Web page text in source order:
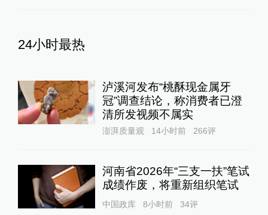
24小时最热
泸溪河发布“桃酥现金属牙
冠”调查结论，称消费者已澄
清所发视频不属实
澎湃质量观 14小时前 266评
河南省2026年“三支一扶”笔试
成绩作废，将重新组织笔试
中国政库 8小时前 34评